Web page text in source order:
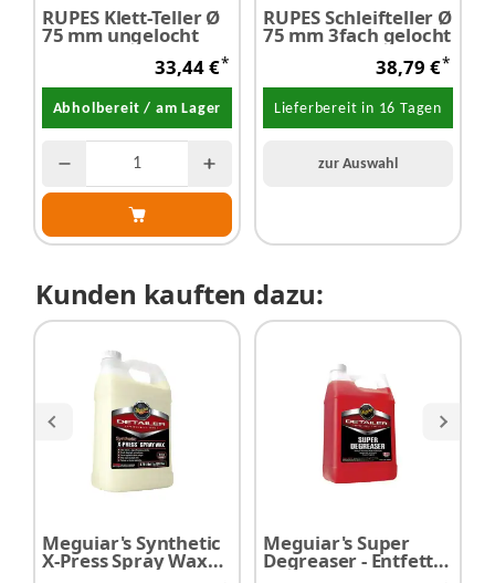
RUPES Klett-Teller Ø
75 mm ungelocht
33,44 €*
Abholbereit / am Lager
RUPES Schleifteller Ø
75 mm 3fach gelocht
38,79 €*
Lieferbereit in 16 Tagen
zur Auswahl
Kunden kauften dazu:
Meguiar's Synthetic
X-Press Spray Wax
Meguiar's Super
Degreaser - Entfetter